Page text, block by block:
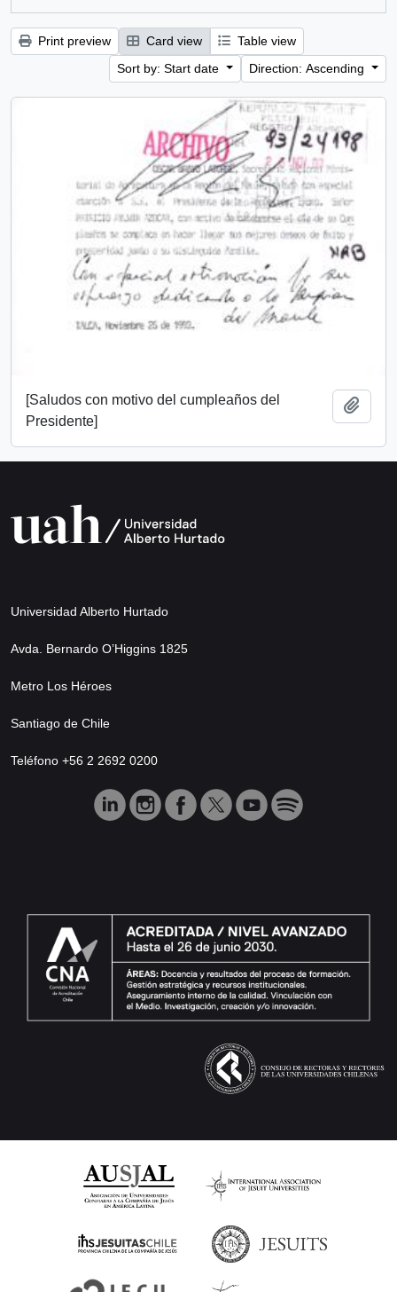
Print preview Card view
Table view
Sort by: Start date
Direction: Ascending
[Saludos con motivo del cumpleaños del
Presidente]
Universidad Alberto Hurtado
Avda. Bernardo O’Higgins 1825
Metro Los Héroes
Santiago de Chile
Teléfono +56 2 2692 0200